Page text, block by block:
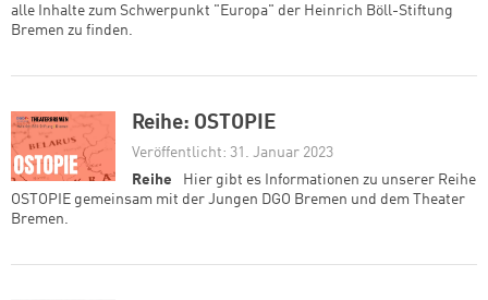
alle Inhalte zum Schwerpunkt "Europa" der Heinrich Böll-Stiftung
Bremen zu finden.
Reihe: OSTOPIE
Veröffentlicht: 31. Januar 2023
Reihe
Hier gibt es Informationen zu unserer Reihe
OSTOPIE gemeinsam mit der Jungen DGO Bremen und dem Theater
Bremen.